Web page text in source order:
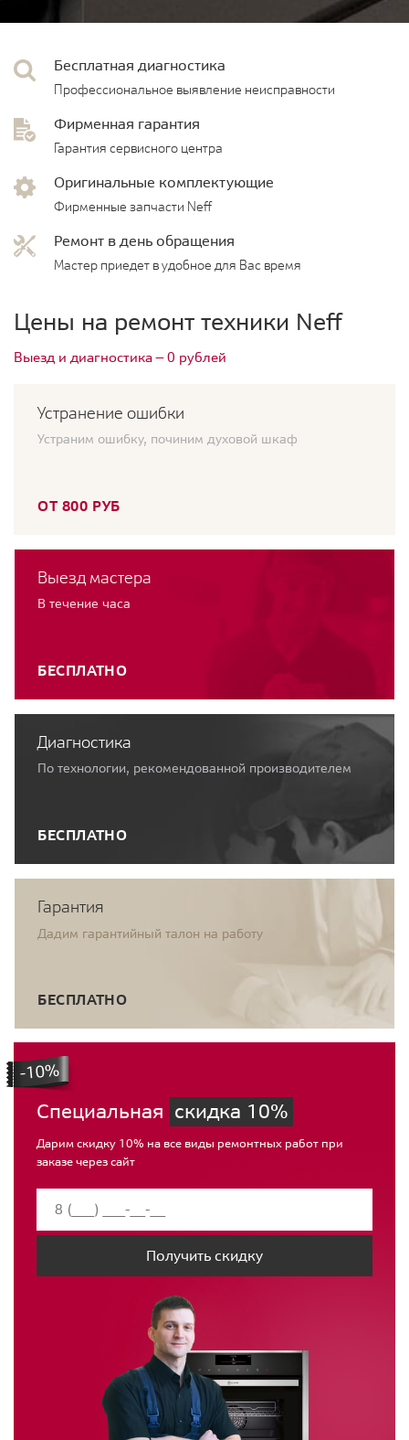
Бесплатная диагностика
Профессиональное выявление неисправности
Фирменная гарантия
Гарантия сервисного центра
Оригинальные комплектующие
Фирменные запчасти Neff
Ремонт в день обращения
Мастер приедет в удобное для Вас время
Цены на ремонт техники Neff
Выезд и диагностика — 0 рублей
Устранение ошибки
Устраним ошибку, починим духовой шкаф
ОТ 800 РУБ
Выезд мастера
В течение часа
БЕСПЛАТНО
Диагностика
По технологии, рекомендованной производителем
БЕСПЛАТНО
Гарантия
Дадим гарантийный талон на работу
БЕСПЛАТНО
Специальная скидка 10%
Дарим скидку 10% на все виды ремонтных работ при
заказе через сайт
Получить скидку